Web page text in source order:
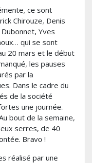
ce sont
Chirouze, Denis
Yves
qui se sont
20 mars et le début
les pauses
par la
Dans le cadre du
de la société
une journée.
bout de la semaine,
serres, de 40
Bravo !
réalisé par une